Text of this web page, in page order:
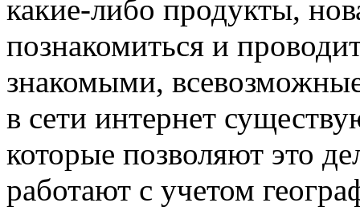
какие-либо продукты,
познакомиться и
знакомыми,
в сети интернет
которые позволяют это
работают с учетом